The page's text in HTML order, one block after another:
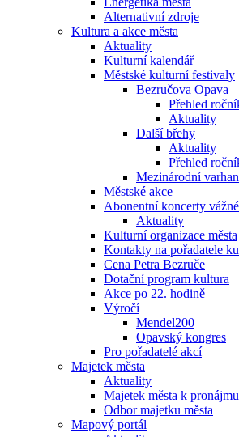
Alternativní zdroje
Kultura a akce města
Aktuality
Kulturní kalendář
Městské kulturní festivaly
Bezručova Opava
Přehled
Aktuality
Další břehy
Aktuality
Přehled
Mezinárodní
Městské akce
Abonentní koncerty
Aktuality
Kulturní organizace města
Kontakty na pořadatele
Cena Petra Bezruče
Dotační program kultura
Akce po 22. hodině
Výročí
Mendel200
Opavský kongres
Pro pořadatelé akcí
Majetek města
Aktuality
Majetek města k
Odbor majetku města
Mapový portál